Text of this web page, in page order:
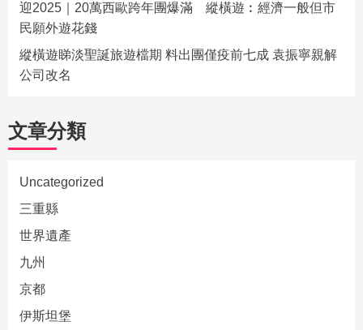
迎2025｜20萬西歐跨年團爆滿 縱橫遊︰經濟一般但市
民願外遊花錢
縱橫遊睇淡聖誕旅遊檔期 料出團僅疫前七成 袁振寧親解
公司改名
文章分類
Uncategorized
三重縣
世界遺產
九州
京都
伊斯坦堡